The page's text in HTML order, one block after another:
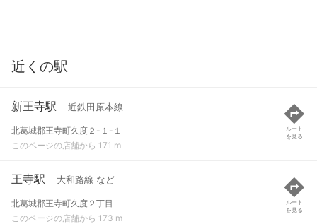
近くの駅
新王寺駅 近鉄田原本線
北葛城郡王寺町久度２-１-１
このページの店舗から 171 m
ルート
を見る
王寺駅 大和路線 など
北葛城郡王寺町久度２丁目
このページの店舗から 173 m
ルート
を見る